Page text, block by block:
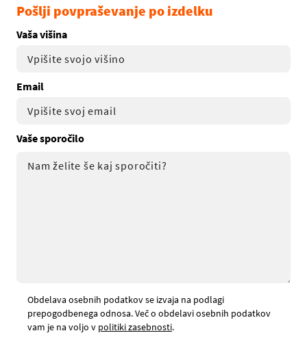
Pošlji povpraševanje po izdelku
Vaša višina
Email
Vaše sporočilo
Obdelava osebnih podatkov se izvaja na podlagi
prepogodbenega odnosa. Več o obdelavi osebnih podatkov
vam je na voljo v politiki zasebnosti.